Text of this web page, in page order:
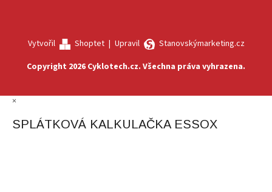
Vytvořil Shoptet| Upravil
Stanovskýmarketing.cz
Copyright 2026 Cyklotech.cz. Všechna práva vyhrazena.
×
SPLÁTKOVÁ KALKULAČKA ESSOX